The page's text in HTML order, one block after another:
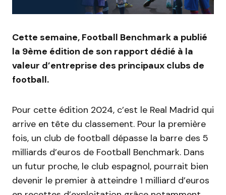
Cette semaine, Football Benchmark a publié
la 9ème édition de son rapport dédié à la
valeur d’entreprise des principaux clubs de
football.
Pour cette édition 2024, c’est le Real Madrid qui
arrive en tête du classement. Pour la première
fois, un club de football dépasse la barre des 5
milliards d’euros de Football Benchmark. Dans
un futur proche, le club espagnol, pourrait bien
devenir le premier à atteindre 1 milliard d’euros